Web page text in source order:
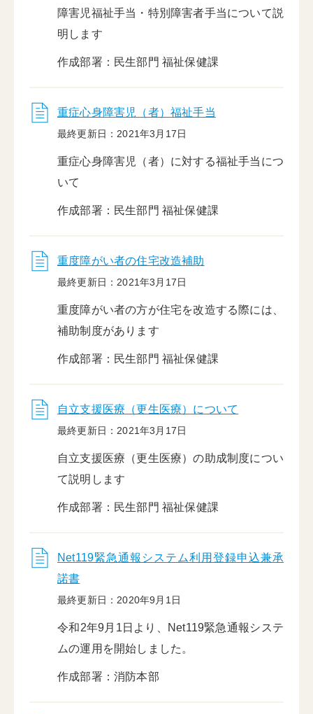
障害児福祉手当・特別障害者手当について説
明します
作成部署：民生部門 福祉保健課
重症心身障害児（者）福祉手当
最終更新日：2021年3月17日
重症心身障害児（者）に対する福祉手当につ
いて
作成部署：民生部門 福祉保健課
重度障がい者の住宅改造補助
最終更新日：2021年3月17日
重度障がい者の方が住宅を改造する際には、
補助制度があります
作成部署：民生部門 福祉保健課
自立支援医療（更生医療）について
最終更新日：2021年3月17日
自立支援医療（更生医療）の助成制度につい
て説明します
作成部署：民生部門 福祉保健課
Net119緊急通報システム利用登録申込兼承
諾書
最終更新日：2020年9月1日
令和2年9月1日より、Net119緊急通報システ
ムの運用を開始しました。
作成部署：消防本部